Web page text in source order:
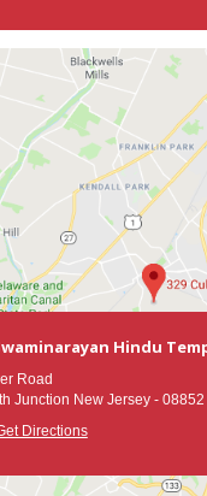
Hindu
Road
Junction New Jersey - 08852
Directions